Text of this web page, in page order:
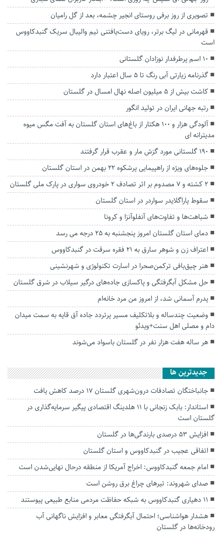
تصویری از روز برفی روستای انجیر چشمه، بعد از گل رامیان
قهرمانی در لیگ برتر، رویای دست‌یافتنی تیم والیبال سریک گنبدکاووس
است
۱۰ اسم پرطرفدار نوزادان گلستانی
گذرنامه زیارتی آبی رنگ تا ۵ سال اعتبار دارد
کاشت بیش از ۵ میلیون اصله نهال امسال در گلستان
رتبه جهانی ایران در تولید انگور
آلودگی هزار و ۱۰۰ هکتار از باغ‌های استان گلستان به آفت مگس میوه
مدیترانه ای
۱۹۰ گلستانی مورد گزش مار و عقرب قرار گرفتند
جلوه‌های ویژه از راهپیمایی پرشکوه ۲۲ بهمن در استان گلستان
2 کشته و ۷ مصدوم بر اثر تصادف ۲ خودروی سواری در پارک ملی گلستان
سقوط پاراگلایدر سواردر در استان گلستان
شباهت‌ها و تفاوت‌های آنفلوآنزا و کرونا
دمای استان گلستان امروز پنجشنبه به ۲۵ درجه می رسد
اعتراف زن و شوهر سارق به ۲۱ فقره سرقت در گنبدکاووس
هنر چیق‌بافی ترکمن‌صحرا در اسارت تکنولوژی و شهرنشینی
حل مشکل آبگرفتگی و پاکسازی جاده‌های درگیر سیلاب در شرق گلستان
پدرم آسمانی شد، از امروز من مرد خانه‌ام
وضعیت چندساله و بلاتکلیف مسیر پرتردد جاده آق قایه به سمت میدان
دام و مصلی اهل سنت+ویدئو
هر ساله هفت هزار نفر در گلستان باسواد می‌شوند
جديدترين ها
جانباختگان تصادفات درون‌شهری گلستان ۱۷ درصد کاهش یافت
استاندار: بابک زنجانی با ۱۱ هلدینگ اقتصادی پیگیر سرمایه‌گذاری در
گلستان است
افزایش ۵۳ درصدی بارندگی‌ها در گلستان
اتفاقی عجیب در‌ گنبدکاووس و استان گلستان
امام جمعه گنبدکاووس: اخراج آمریکا از منطقه درحال نهایی‌شدن است
صدای شهروند: تیرهای چراغ برق روشن است
۱۱ دهیاری گنبدکاووس به شبکه حفاظت مردمی منابع طبیعی پیوستند
هشدار هواشناسی؛ احتمال آبگرفتگی معابر و افزایش ناگهانی آب
رودخانه‌ها در گلستان